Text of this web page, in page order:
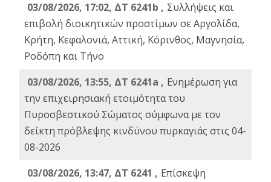
03/08/2026, 17:02, ΔΤ 6241b , Συλλήψεις και
επιβολή διοικητικών προστίμων σε Αργολίδα,
Κρήτη, Κεφαλονιά, Αττική, Κόρινθος, Μαγνησία,
Ροδόπη και Τήνο
03/08/2026, 13:55, ΔΤ 6241a , Ενημέρωση για
την επιχειρησιακή ετοιμότητα του
Πυροσβεστικού Σώματος σύμφωνα με τον
δείκτη πρόβλεψης κινδύνου πυρκαγιάς στις 04-
08-2026
03/08/2026, 13:47, ΔΤ 6241 , Επίσκεψη